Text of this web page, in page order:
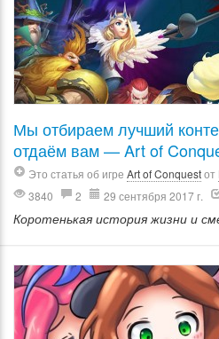
Мы отбираем лучший
отдаём вам — Art of
Это статья об игре Art of Conquestот
3840
2 29 сентября 2017 г.
Коротенькая история жизни и